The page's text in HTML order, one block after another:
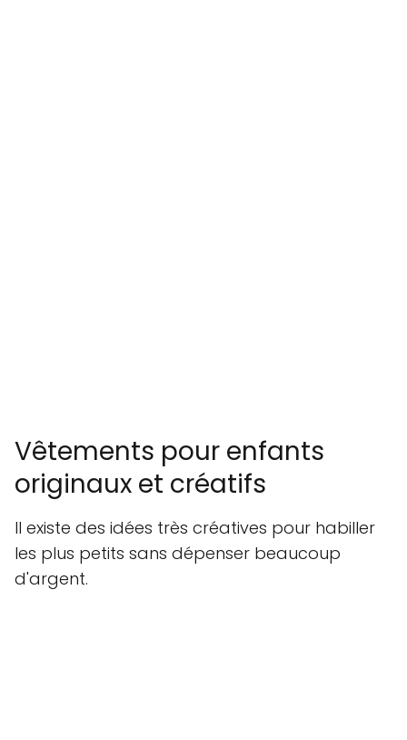
Vêtements pour enfants
originaux et créatifs
Il existe des idées très créatives pour habiller
les plus petits sans dépenser beaucoup
d'argent.